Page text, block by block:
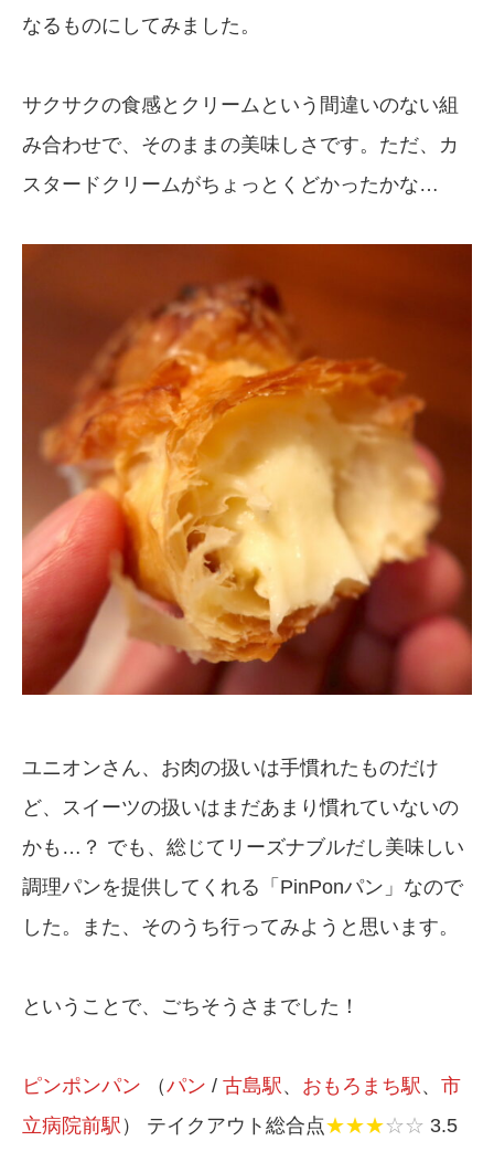
なるものにしてみました。
サクサクの食感とクリームという間違いのない組
み合わせで、そのままの美味しさです。ただ、カ
スタードクリームがちょっとくどかったかな…
ユニオンさん、お肉の扱いは手慣れたものだけ
ど、スイーツの扱いはまだあまり慣れていないの
かも…？ でも、総じてリーズナブルだし美味しい
調理パンを提供してくれる「PinPonパン」なので
した。また、そのうち行ってみようと思います。
ということで、ごちそうさまでした！
ピンポンパン （パン / 古島駅 、 おもろまち駅 、 市
立病院前駅 ） テイクアウト総合点★★★☆☆ 3.5